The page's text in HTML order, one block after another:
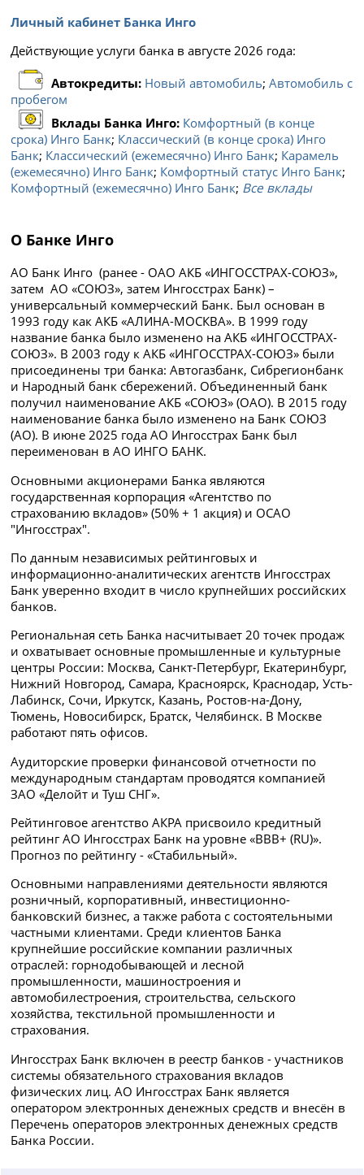
Личный кабинет Банка Инго
Действующие услуги банка в августе 2026 года:
Автокредиты: Новый автомобиль;Автомобиль с
пробегом
Вклады Банка Инго: Комфортный (в конце
срока) Инго Банк; Классический (в конце срока) Инго
Банк; Классический (ежемесячно) Инго Банк; Карамель
(ежемесячно) Инго Банк; Комфортный статус Инго Банк;
Комфортный (ежемесячно) Инго Банк; Все вклады
О Банке Инго
АО Банк Инго (ранее - ОАО АКБ «ИНГОССТРАХ-СОЮЗ»,
затем АО «СОЮЗ», затем Ингосстрах Банк) –
универсальный коммерческий Банк. Был основан в
1993 году как АКБ «АЛИНА-МОСКВА». В 1999 году
название банка было изменено на АКБ «ИНГОССТРАХ-
СОЮЗ». В 2003 году к АКБ «ИНГОССТРАХ-СОЮЗ» были
присоединены три банка: Автогазбанк, Сибрегионбанк
и Народный банк сбережений. Объединенный банк
получил наименование АКБ «СОЮЗ» (ОАО). В 2015 году
наименование банка было изменено на Банк СОЮЗ
(АО). В июне 2025 года АО Ингосстрах Банк был
переименован в АО ИНГО БАНК.
Основными акционерами Банка являются
государственная корпорация «Агентство по
страхованию вкладов» (50% + 1 акция) и ОСАО
"Ингосстрах".
По данным независимых рейтинговых и
информационно-аналитических агентств Ингосстрах
Банк уверенно входит в число крупнейших российских
банков.
Региональная сеть Банка насчитывает 20 точек продаж
и охватывает основные промышленные и культурные
центры России: Москва, Санкт-Петербург, Екатеринбург,
Нижний Новгород, Самара, Красноярск, Краснодар, Усть-
Лабинск, Сочи, Иркутск, Казань, Ростов-на-Дону,
Тюмень, Новосибирск, Братск, Челябинск. В Москве
работают пять офисов.
Аудиторские проверки финансовой отчетности по
международным стандартам проводятся компанией
ЗАО «Делойт и Туш СНГ».
Рейтинговое агентство АКРА присвоило кредитный
рейтинг АО Ингосстрах Банк на уровне «ВВB+ (RU)».
Прогноз по рейтингу - «Стабильный».
Основными направлениями деятельности являются
розничный, корпоративный, инвестиционно-
банковский бизнес, а также работа с состоятельными
частными клиентами. Среди клиентов Банка
крупнейшие российские компании различных
отраслей: горнодобывающей и лесной
промышленности, машиностроения и
автомобилестроения, строительства, сельского
хозяйства, текстильной промышленности и
страхования.
Ингосстрах Банк включен в реестр банков - участников
системы обязательного страхования вкладов
физических лиц. АО Ингосстрах Банк является
оператором электронных денежных средств и внесён в
Перечень операторов электронных денежных средств
Банка России.